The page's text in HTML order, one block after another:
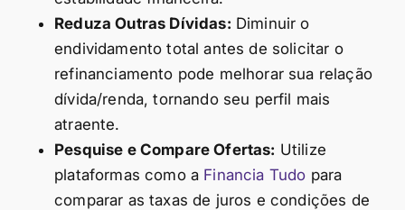
Reduza Outras Dívidas: Diminuir o
endividamento total antes de solicitar o
refinanciamento pode melhorar sua relação
dívida/renda, tornando seu perfil mais
atraente.
Pesquise e Compare Ofertas: Utilize
plataformas como a Financia Tudo para
comparar as taxas de juros e condições de